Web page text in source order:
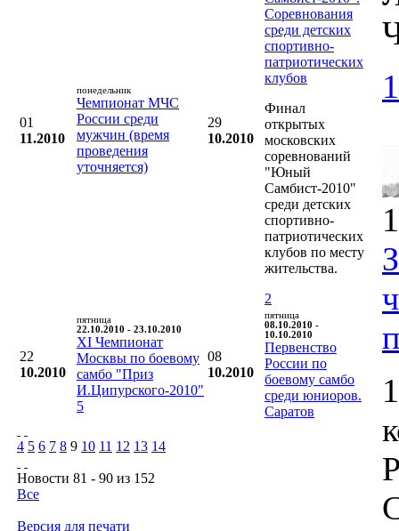
01
11.2010
понедельник
Чемпионат МЧС
России среди
мужчин (время
проведения
уточняется)
29
10.2010
Соревнования
среди детских
спортивно-
патриотических
клубов
Финал
открытых
московских
соревнований
"Юный
Самбист-2010"
среди детских
спортивно-
патриотических
клубов по месту
жительства.
2
22
10.2010
пятница
22.10.2010 - 23.10.2010
XI Чемпионат
Москвы по боевому
самбо "Приз
И.Ципурского-2010"
5
08
10.2010
пятница
08.10.2010 -
10.10.2010
Первенство
России по
боевому самбо
среди юниоров.
Саратов
4 5 6 7 8 9 10 11 12 13 14
Новости 81 - 90 из 152
Все
Версия для печати
1